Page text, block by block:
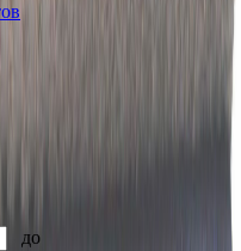
до